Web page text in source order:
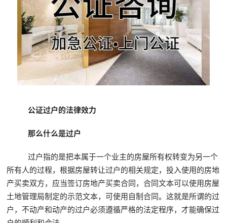
公证过户的法律效力
那么什么是过户
过户指的是把本属于一个业主的房屋所有权转变为另一个
所有人的过程，根据房屋转让过户的相关规定，投入使用的房地
产买卖双方，应当签订房地产买卖合同，合同文本可以使用房屋
土地管理局制定的示范文本，可使用自制合同。这就是所谓的过
户，不动产和动产的过户必须遵循严格的法定程序，才能确保过